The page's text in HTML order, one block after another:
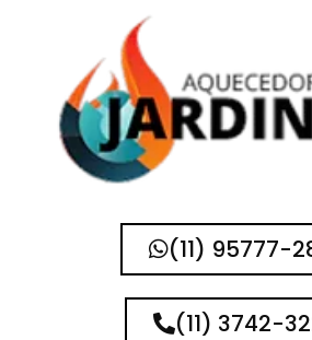
(11) 95777-
(11) 3742-